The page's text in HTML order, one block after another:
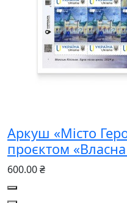
Аркуш «Місто
проєктом
600.00 ₴